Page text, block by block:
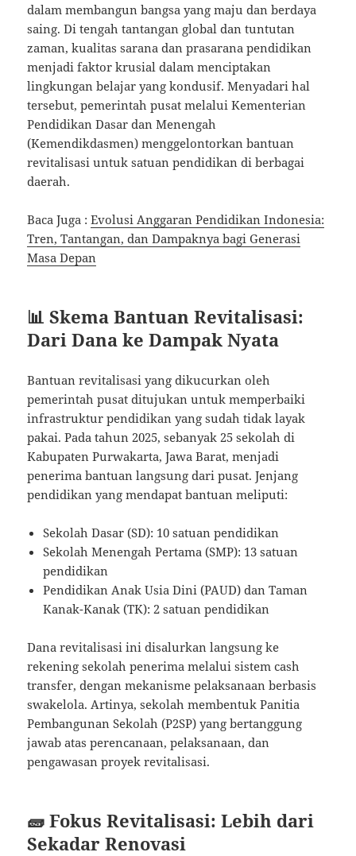
dalam membangun bangsa yang maju dan berdaya
saing. Di tengah tantangan global dan tuntutan
zaman, kualitas sarana dan prasarana pendidikan
menjadi faktor krusial dalam menciptakan
lingkungan belajar yang kondusif. Menyadari hal
tersebut, pemerintah pusat melalui Kementerian
Pendidikan Dasar dan Menengah
(Kemendikdasmen) menggelontorkan bantuan
revitalisasi untuk satuan pendidikan di berbagai
daerah.
Baca Juga :Evolusi Anggaran Pendidikan Indonesia:
Tren, Tantangan, dan Dampaknya bagi Generasi
Masa Depan
📊 Skema Bantuan Revitalisasi:
Dari Dana ke Dampak Nyata
Bantuan revitalisasi yang dikucurkan oleh
pemerintah pusat ditujukan untuk memperbaiki
infrastruktur pendidikan yang sudah tidak layak
pakai. Pada tahun 2025, sebanyak 25 sekolah di
Kabupaten Purwakarta, Jawa Barat, menjadi
penerima bantuan langsung dari pusat. Jenjang
pendidikan yang mendapat bantuan meliputi:
Sekolah Dasar (SD): 10 satuan pendidikan
Sekolah Menengah Pertama (SMP): 13 satuan
pendidikan
Pendidikan Anak Usia Dini (PAUD) dan Taman
Kanak-Kanak (TK): 2 satuan pendidikan
Dana revitalisasi ini disalurkan langsung ke
rekening sekolah penerima melalui sistem cash
transfer, dengan mekanisme pelaksanaan berbasis
swakelola. Artinya, sekolah membentuk Panitia
Pembangunan Sekolah (P2SP) yang bertanggung
jawab atas perencanaan, pelaksanaan, dan
pengawasan proyek revitalisasi.
🧱 Fokus Revitalisasi: Lebih dari
Sekadar Renovasi